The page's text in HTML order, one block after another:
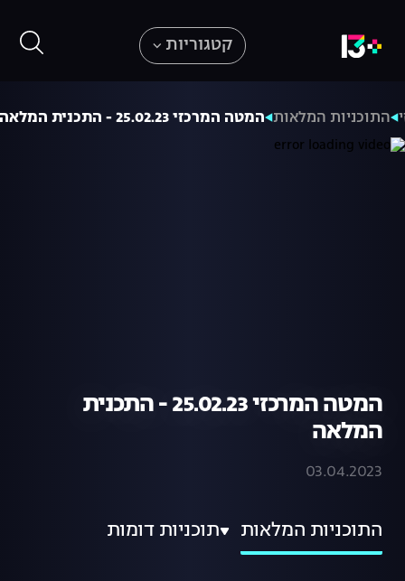
קטגוריות
התוכניות המלאות המטה המרכזי 25.02.23 - התכנית המלאה
המטה המרכזי 25.02.23 - התכנית
המלאה
03.04.2023
התוכניות המלאות תוכניות דומות